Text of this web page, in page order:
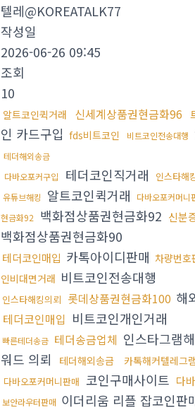
텔레@KOREATALK77
작성일
2026-06-26 09:45
조회
10
알트코인퀵거래 신세계상품권현금화96
인 카드구입 fds비트코인 비트코인전송대행
테더해외송금
다바오포커구입
테더코인직거래 인스타해
유튜브해킹 알트코인퀵거래 다바오포커머니
현금화92
백화점상품권현금화92 신분
백화점상품권현금화90
테더코인매입 카톡아이디판매 차량번호
인비대면거래 비트코인전송대행
인스타해킹의뢰 롯데상품권현금화100 해
테더코인매입 비트코인개인거래
빠른테더송금 테더송금업체 인스타그램
워드 의뢰
테더해외송금 카톡해커텔레그램
다바오포커머니판매 코인구매사이트 다
보안라우터판매 이더리움 리플 잡코인판